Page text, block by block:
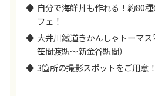
自分で海鮮丼も作れる！約80
フェ！
大井川鐵道きかんしゃトーマ
笹間渡駅～新金谷駅間）
3箇所の撮影スポットをご用意！